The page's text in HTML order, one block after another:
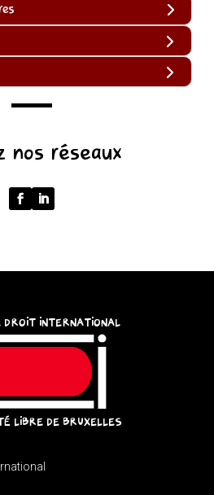
nos réseaux
DROIT INTERNATIONAL
LIBRE DE BRUXELLES